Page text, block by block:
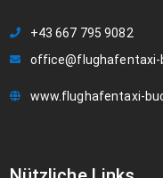
+43 667 795 9082
office@flughafentaxi-
www.flughafentaxi-